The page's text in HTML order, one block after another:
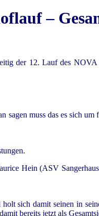
–
der 12. Lauf des NOVA
muss das es sich
Hein (ASV
sich damit seinen in
bereits jetzt als